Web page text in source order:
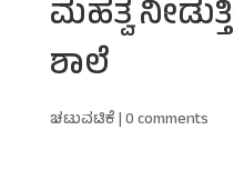
ಮಹತ್ವ
ಶಾಲೆ
ಚಟುವಟಿಕೆ|0 comments